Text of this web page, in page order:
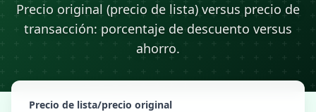
Precio original (precio de lista) versus precio de
transacción: porcentaje de descuento versus
ahorro.
Precio de lista/precio original